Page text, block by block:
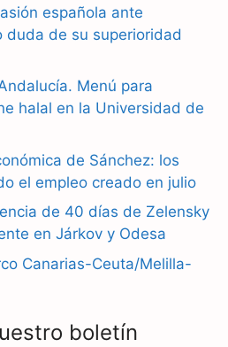
t
A
p
española ante
duda de su superioridad
Menú para
halal en la Universidad de
de Sánchez: los
el empleo creado en julio
de 40 días de Zelensky
en Járkov y Odesa
Canarias-Ceuta/Melilla-
boletín